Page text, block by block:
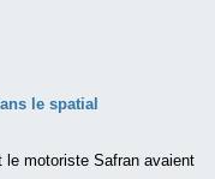
le spatial
le motoriste Safran avaient